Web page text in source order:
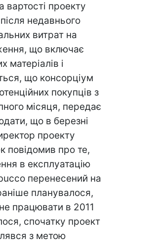
вартості проекту
недавнього
витрат на
що включає
матеріалів і
що консорціум
покупців з
місяця, передає
що в березні
проекту
повідомив про те,
в експлуатацію
перенесений на
планувалося,
працювати в 2011
спочатку проект
з метою